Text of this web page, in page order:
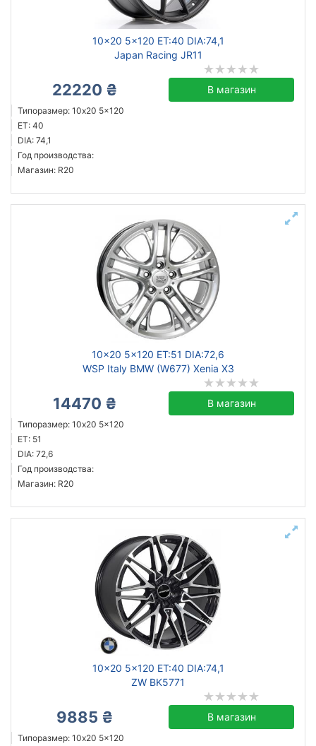
10x20 5x120 ET:40 DIA:74,1
Japan Racing JR11
22220 ₴ В магазин
Типоразмер: 10x20 5x120
ET: 40
DIA: 74,1
Год производства:
Магазин: R20
10x20 5x120 ET:51 DIA:72,6
WSP Italy BMW (W677) Xenia X3
14470 ₴ В магазин
Типоразмер: 10x20 5x120
ET: 51
DIA: 72,6
Год производства:
Магазин: R20
10x20 5x120 ET:40 DIA:74,1
ZW BK5771
9885 ₴ В магазин
Типоразмер: 10x20 5x120